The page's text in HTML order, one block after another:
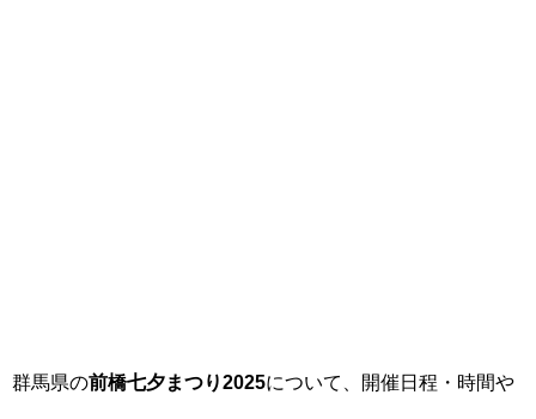
群馬県の前橋七夕まつり2025について、開催日程・時間や